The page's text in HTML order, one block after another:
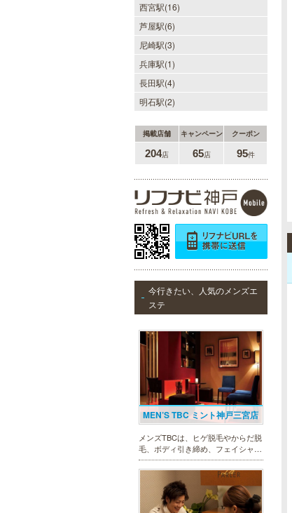
西宮駅(16)
芦屋駅(6)
尼崎駅(3)
兵庫駅(1)
長田駅(4)
明石駅(2)
掲載店舗 キャンペーン クーポン
204店 65店 95件
今行きたい、人気のメンズエ
ステ
MEN’S TBC ミント神戸三宮店
メンズTBCは、ヒゲ脱毛やからだ脱
毛、ボディ引き締め、フェイシャル
等、清潔感を保ちたい方や、お手入
れを楽に済ませたい方を全力でサポ
ート致します。各種体験コースもご
用意し、お待ちしております。